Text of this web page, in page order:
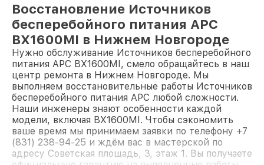
Восстановление Источников
бесперебойного питания APC
BX1600MI в Нижнем Новгороде
Нужно обслуживание Источников бесперебойного
питания APC BX1600MI, смело обращайтесь в наш
центр ремонта в Нижнем Новгороде. Мы
выполняем восстановительные работы Источников
бесперебойного питания APC любой сложности.
Наши инженеры знают особенности каждой
модели, включая BX1600MI. Чтобы сэкономить
ваше время мы принимаем заявки по телефону +7
(831) 238-94-25 и ждём вас в мастерской по
адресу Советская площадь, 3, этаж 1. Вы получаете